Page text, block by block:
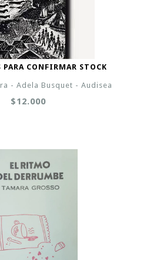
PARA CONFIRMAR STOCK
- Adela Busquet - Audisea
$12.000